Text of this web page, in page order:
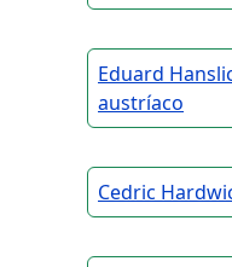
Eduard
austríaco
Cedric